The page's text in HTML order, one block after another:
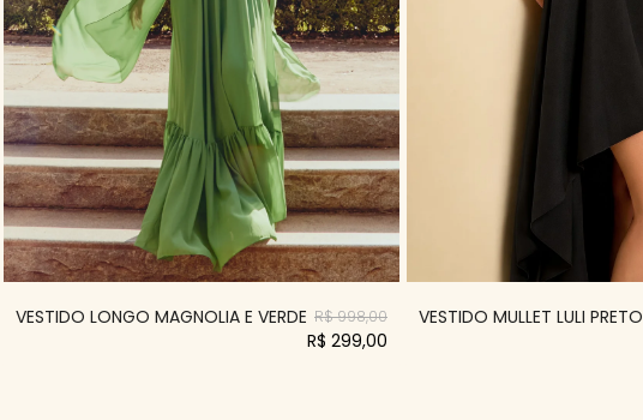
VESTIDO LONGO MAGNOLIA E VERDE R$ 998,00
R$ 299,00
VESTIDO MULLET LULI PRETO